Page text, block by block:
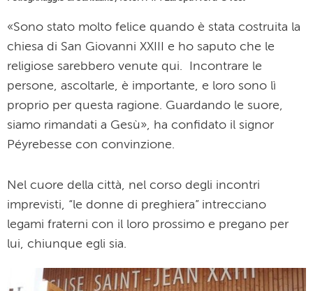
«Sono stato molto felice quando è stata costruita la
chiesa di San Giovanni XXIII e ho saputo che le
religiose sarebbero venute qui. Incontrare le
persone, ascoltarle, è importante, e loro sono lì
proprio per questa ragione. Guardando le suore,
siamo rimandati a Gesù», ha confidato il signor
Péyrebesse con convinzione.
Nel cuore della città, nel corso degli incontri
imprevisti, “le donne di preghiera” intrecciano
legami fraterni con il loro prossimo e pregano per
lui, chiunque egli sia.